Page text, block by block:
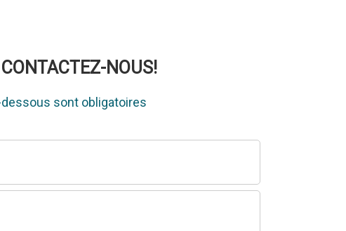
NOUS!
sont obligatoires